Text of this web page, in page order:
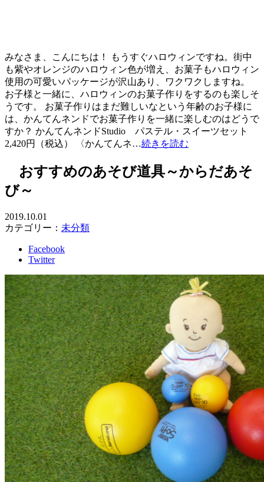
みなさま、こんにちは！ もうすぐハロウィンですね。街中
も紫やオレンジのハロウィン色が増え、お菓子もハロウィン
使用の可愛いパッケージが沢山あり、ワクワクしますね。
お子様と一緒に、ハロウィンのお菓子作りをするのも楽しそ
うです。 お菓子作りはまだ難しいなという年齢のお子様に
は、かんてんネンドでお菓子作りを一緒に楽しむのはどうで
すか？ かんてんネンドStudio パステル・スイーツセット
2,420円（税込） 〈かんてんネ…続きを読む
おすすめのあそび道具～からだあそ
び～
2019.10.01
カテゴリー： 未分類
Facebook
Twitter